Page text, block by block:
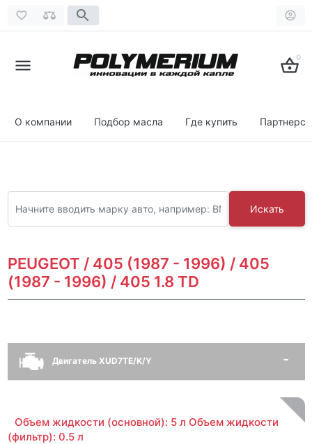
0
О компании Подбор масла Где купить
Искать
PEUGEOT / 405 (1987 - 1996) / 405
(1987 - 1996) / 405 1.8 TD
Двигатель XUD7TE/K/Y
Объем жидкости (основной): 5 л Объем жидкости
(фильтр): 0.5 л